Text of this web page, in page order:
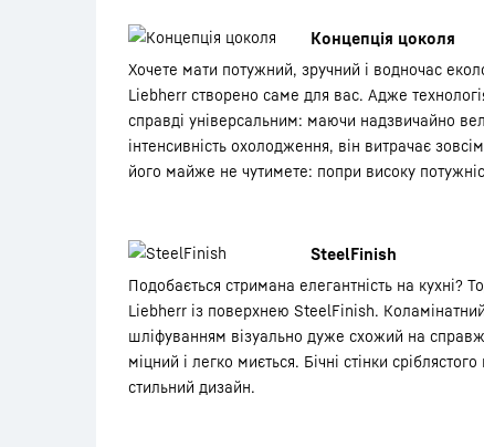
Концепція цоколя
Хочете мати потужний, зручний і водночас
Liebherr створено саме для вас. Адже
справді універсальним: маючи надзвичайно
інтенсивність охолодження, він витрачає
його майже не чутимете: попри високу
SteelFinish
Подобається стримана елегантність на кухні?
Liebherr із поверхнею SteelFinish.
шліфуванням візуально дуже схожий на
міцний і легко миється. Бічні стінки
стильний дизайн.